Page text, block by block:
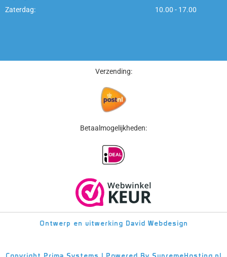
Zaterdag:
10.00 - 17.00
Verzending:
Betaalmogelijkheden:
Ontwerp en uitwerking David Webdesign